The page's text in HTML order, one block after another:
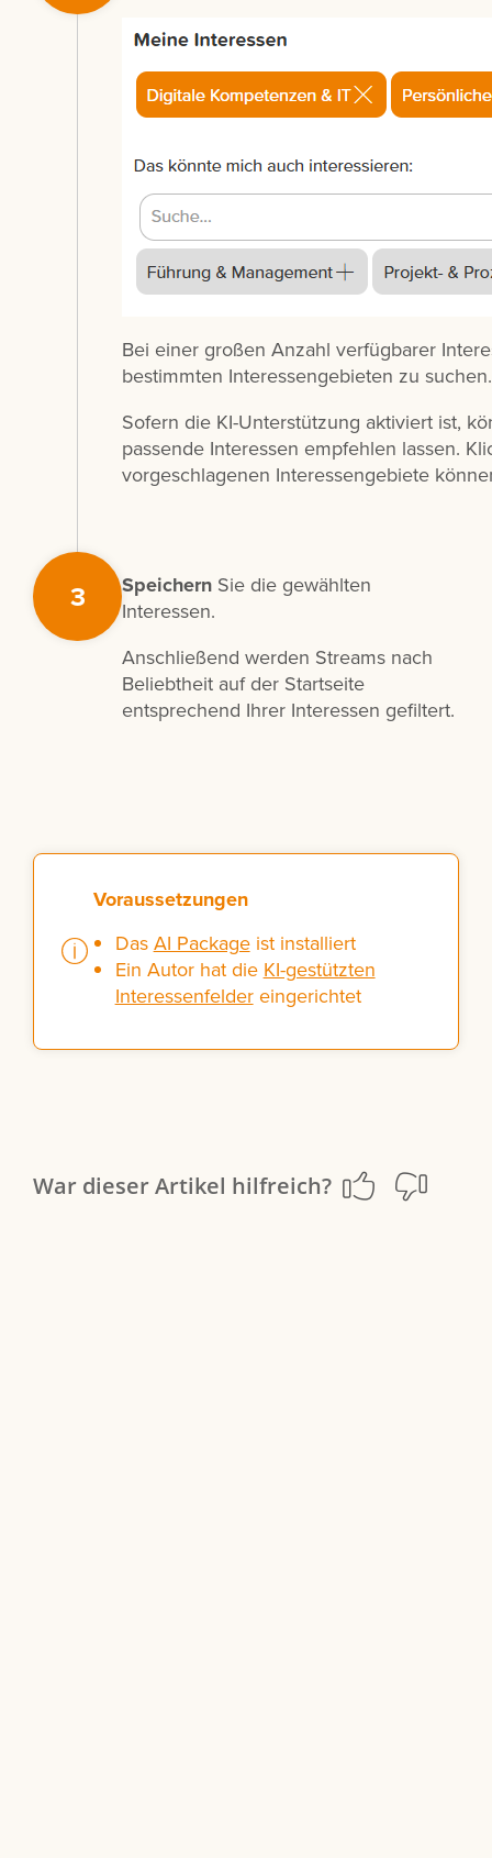
Bei einer großen Anzahl verfügbarer
bestimmten Interessengebieten zu suchen.
Sofern die KI-Unterstützung aktiviert ist,
passende Interessen empfehlen lassen.
vorgeschlagenen Interessengebiete
3 Speichern Sie die gewählten
Interessen.
Anschließend werden Streams nach
Beliebtheit auf der Startseite
entsprechend Ihrer Interessen gefiltert.
Voraussetzungen
DasAI Packageist installiert
Ein Autor hat die KI-gestützten
Interessenfeldereingerichtet
War dieser Artikel hilfreich?